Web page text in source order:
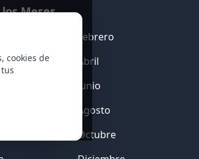
cookies de
Meses
Febrero
Abril
Junio
Agosto
Octubre